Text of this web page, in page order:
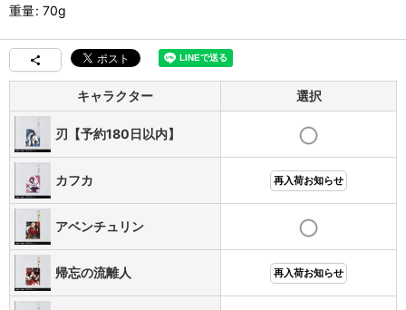
重量: 70g
キャラクター 選択
刃【予約180日以内】
カフカ 再入荷お知らせ
アベンチュリン
帰忘の流離人 再入荷お知らせ